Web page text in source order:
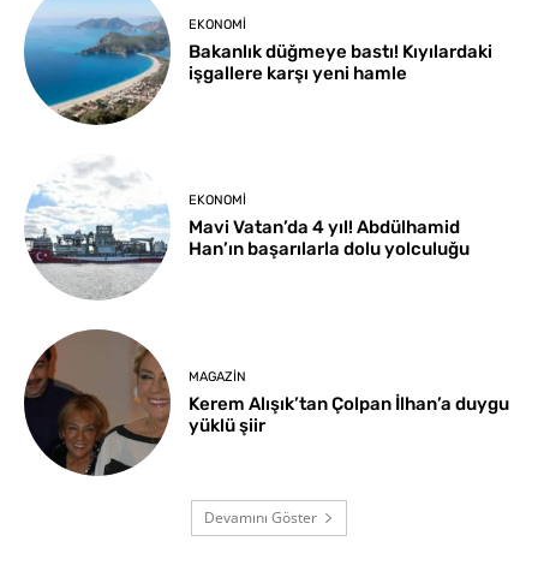
EKONOMI
Bakanlık düğmeye bastı! Kıyılardaki
işgallere karşı yeni hamle
EKONOMI
Mavi Vatan’da 4 yıl! Abdülhamid
Han’ın başarılarla dolu yolculuğu
MAGAZIN
Kerem Alışık’tan Çolpan İlhan’a duygu
yüklü şiir
Devamını Göster